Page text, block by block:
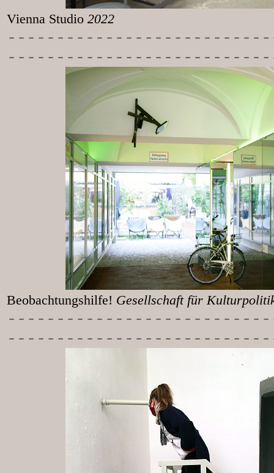
Vienna Studio 2022
-----------
Beobachtungshilfe! Gesellschaft für
-----------